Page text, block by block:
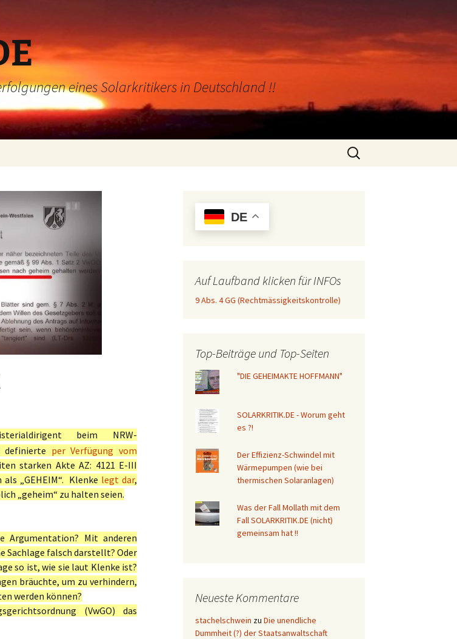
eines Solarkritikers in Deutschland !!
Suchen
nach:
beim NRW-
definierte per Verfügung vom
starken Akte AZ: 4121 E-III
„GEHEIM“. Klenke legt dar,
„geheim“ zu halten seien.
Argumentation? Mit anderen
Sachlage falsch darstellt? Oder
so ist, wie sie laut Klenke ist?
bräuchte, um zu verhindern,
werden können?
(VwGO) das
DE
Auf Laufband klicken für INFOs
des § 99 Abs. 1 Satz 2 VwGO mit Art. 19 Abs. 4 GG (Rechtmässigkeitskontrolle) 27.04.2025: Leitsatz des BVerfG
Top-Beiträge und Top-Seiten
"DIE GEHEIMAKTE HOFFMANN"
SOLARKRITIK.DE - Worum geht
es ?!
Der Effizienz-Schwindel mit
Wärmepumpen (wie bei
thermischen Solaranlagen)
Was der Fall Mollath mit dem
Fall SOLARKRITIK.DE (nicht)
gemeinsam hat !!
Neueste Kommentare
stachelschwein zu Die unendliche
Dummheit (?) der Staatsanwaltschaft